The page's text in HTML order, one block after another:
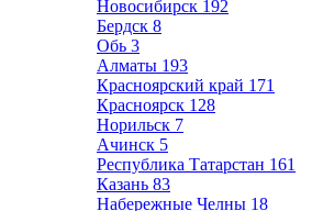
Новосибирск 192
Бердск 8
Обь 3
Алматы 193
Красноярский край 171
Красноярск 128
Норильск 7
Ачинск 5
Республика Татарстан 161
Казань 83
Набережные Челны 18